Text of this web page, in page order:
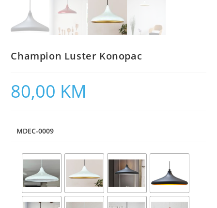
Champion Luster Konopac
80,00 KM
MDEC-0009